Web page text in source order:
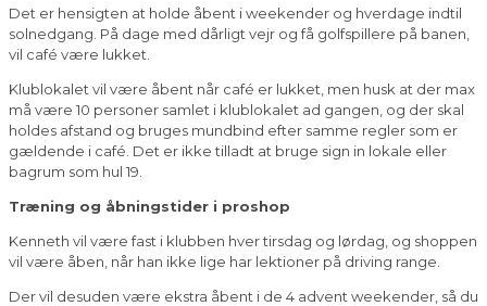
Det er hensigten at holde åbent i weekender og hverdage indtil
solnedgang. På dage med dårligt vejr og få golfspillere på banen,
vil café være lukket.
Klublokalet vil være åbent når café er lukket, men husk at der max
må være 10 personer samlet i klublokalet ad gangen, og der skal
holdes afstand og bruges mundbind efter samme regler som er
gældende i café. Det er ikke tilladt at bruge sign in lokale eller
bagrum som hul 19.
Træning og åbningstider i proshop
Kenneth vil være fast i klubben hver tirsdag og lørdag, og shoppen
vil være åben, når han ikke lige har lektioner på driving range.
Der vil desuden være ekstra åbent i de 4 advent weekender, så du